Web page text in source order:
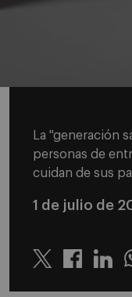
La "generación
personas de
cuidan de sus
1 de julio de
Twitter